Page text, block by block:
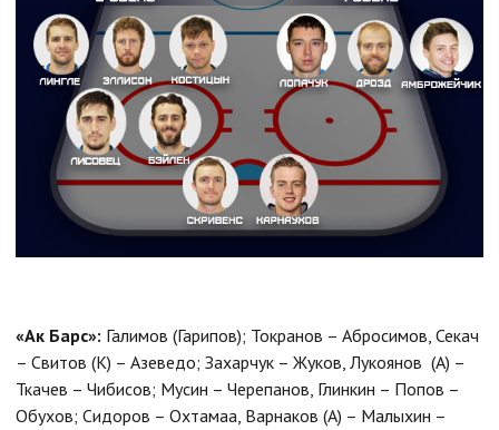
«Ак Барс»: Галимов (Гарипов); Токранов – Абросимов, Секач
– Свитов (К) – Азеведо; Захарчук – Жуков, Лукоянов (А) –
Ткачев – Чибисов; Мусин – Черепанов, Глинкин – Попов –
Обухов; Сидоров – Охтамаа, Варнаков (А) – Малыхин –